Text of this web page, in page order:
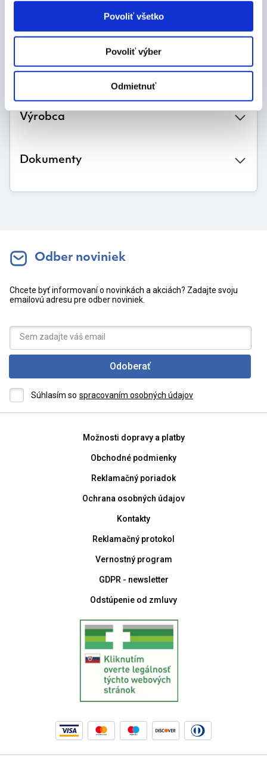
Povoliť všetko
Povoliť výber
Odmietnuť
Balenie:
Výrobca
Dokumenty
Odber noviniek
Chcete byť informovaní o novinkách a akciách? Zadajte svoju
emailovú adresu pre odber noviniek.
Odoberať
Súhlasím so spracovaním osobných údajov
Možnosti dopravy a platby
Obchodné podmienky
Reklamačný poriadok
Ochrana osobných údajov
Kontakty
Reklamačný protokol
Vernostný program
GDPR - newsletter
Odstúpenie od zmluvy